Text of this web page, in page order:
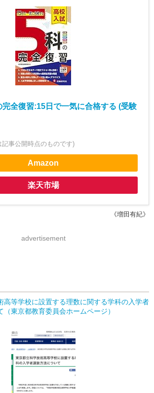
完全復習:15日で一気に合格する (受験
事公開時点のものです)
Amazon
楽天市場
《増田有紀》
advertisement
高等学校に設置する理数に関する学科の入学者
（東京都教育委員会ホームページ）